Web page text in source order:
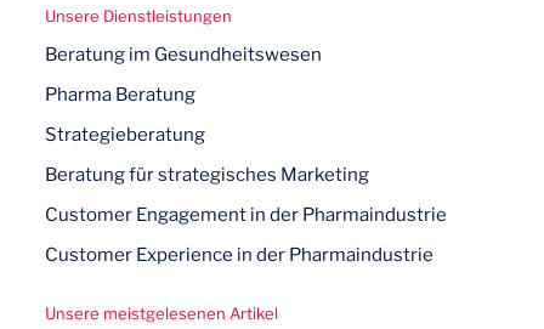
Unsere Dienstleistungen
Beratung im Gesundheitswesen
Pharma Beratung
Strategieberatung
Beratung für strategisches Marketing
Customer Engagement in der Pharmaindustrie
Customer Experience in der Pharmaindustrie
Unsere meistgelesenen Artikel